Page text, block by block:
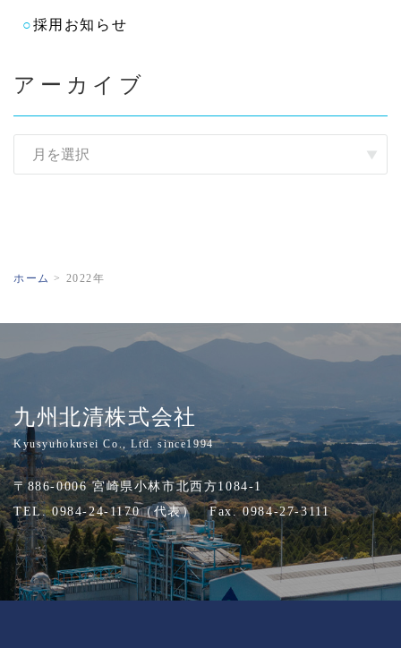
採用お知らせ
アーカイブ
ホーム > 2022年
九州北清株式会社
Kyusyuhokusei Co., Ltd. since1994
〒886-0006 宮崎県小林市北西方1084-1
TEL. 0984-24-1170（代表） Fax. 0984-27-3111